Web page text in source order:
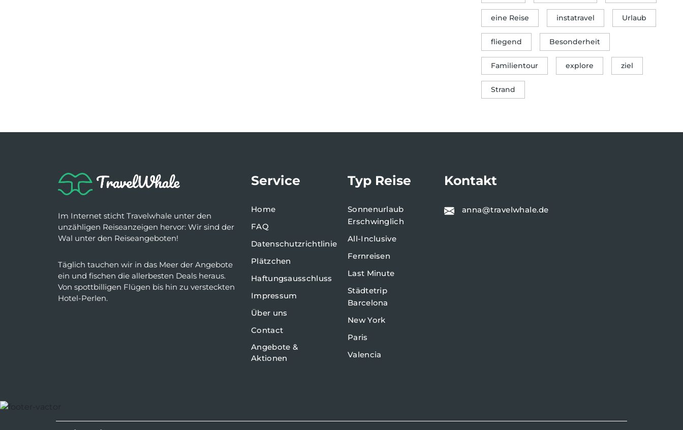
eine Reise instatravel Urlaub
fliegend Besonderheit
Familientour explore ziel
Strand
Im Internet sticht Travelwhale unter den
unzähligen Reiseanzeigen hervor: Wir sind der
Wal unter den Reiseangeboten!
Täglich tauchen wir in das Meer der Angebote
ein und fischen die allerbesten Deals heraus.
Von spottbilligen Flügen bis hin zu versteckten
Hotel-Perlen.
Service
Home
FAQ
Datenschutzrichtlinie
Plätzchen
Haftungsausschluss
Impressum
Über uns
Contact
Angebote &
Aktionen
Typ Reise
Sonnenurlaub
Erschwinglich
All-Inclusive
Fernreisen
Last Minute
Städtetrip
Barcelona
New York
Paris
Valencia
Kontakt
anna@travelwhale.de